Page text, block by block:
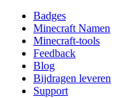
Badges
Minecraft Namen
Minecraft-tools
Feedback
Blog
Bijdragen leveren
Support